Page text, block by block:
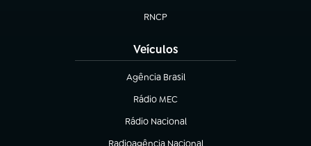
RNCP
(abre em nova aba)
Veículos
Agência Brasil
(abre em nova aba)
Rádio MEC
(abre em nova aba)
Rádio Nacional